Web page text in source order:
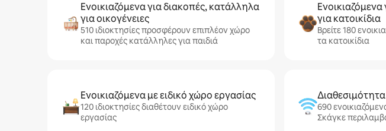
Ενοικιαζόμενα για διακοπές, κατάλληλα
για οικογένειες
510 ιδιοκτησίες προσφέρουν επιπλέον χώρο
και παροχές κατάλληλες για παιδιά
για κατοικίδια
Βρείτε 180
τα κατοικίδια
Ενοικιαζόμενα με ειδικό χώρο εργασίας
120 ιδιοκτησίες διαθέτουν ειδικό χώρο
εργασίας
690
Σκάγκε